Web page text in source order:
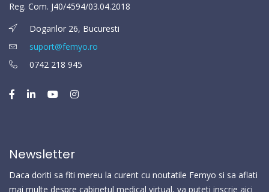
Reg. Com. J40/4594/03.04.2018
Dogarilor 26, Bucuresti
suport@femyo.ro
0742 218 945
Newsletter
Daca doriti sa fiti mereu la curent cu noutatile Femyo si sa aflati
mai multe despre cabinetul medical virtual, va puteti inscrie aici